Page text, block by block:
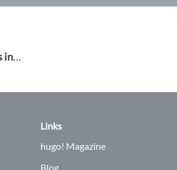
Links
hugo! Magazine
Blog